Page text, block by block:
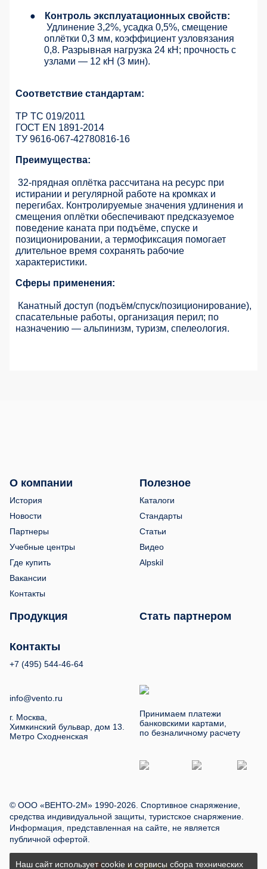
●
Контроль эксплуатационных свойств:
Удлинение 3,2%, усадка 0,5%, смещение
оплётки 0,3 мм, коэффициент узловязания
0,8. Разрывная нагрузка 24 кН; прочность с
узлами — 12 кН (3 мин).
Соответствие стандартам:
ТР ТС 019/2011
ГОСТ EN 1891-2014
ТУ 9616-067-42780816-16
Преимущества:
32-прядная оплётка рассчитана на ресурс при
истирании и регулярной работе на кромках и
перегибах. Контролируемые значения удлинения и
смещения оплётки обеспечивают предсказуемое
поведение каната при подъёме, спуске и
позиционировании, а термофиксация помогает
длительное время сохранять рабочие
характеристики.
Сферы применения:
Канатный доступ (подъём/спуск/позиционирование),
спасательные работы, организация перил; по
назначению — альпинизм, туризм, спелеология.
О компании
История
Новости
Партнеры
Учебные центры
Где купить
Вакансии
Контакты
Полезное
Каталоги
Стандарты
Статьи
Видео
Alpskil
Продукция Стать партнером
Контакты
+7 (495) 544-46-64
info@vento.ru
г. Москва,
Химкинский бульвар, дом 13.
Метро Сходненская
Принимаем платежи
банковскими картами,
по безналичному расчету
© ООО «ВЕНТО-2М» 1990-2026. Спортивное снаряжение,
средства индивидуальной защиты, туристское снаряжение.
Информация, представленная на сайте, не является
публичной офертой.
Наш сайт использует cookie и сервисы сбора технических